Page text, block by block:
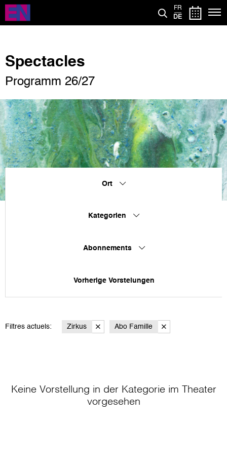
Direkt
zum
Inhalt
FR
DE
Spectacles
Programm 26/27
Ort
Kategorien
Abonnements
Vorherige Vorstelungen
Filtres actuels: Zirkus Abo Famille
Keine Vorstellung in der Kategorie im Theater
vorgesehen